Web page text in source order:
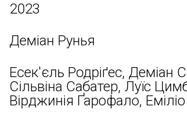
2023
Деміан Рунья
Есек'єль Родріґес, Деміан
Сільвіна Сабатер, Луїс
Вірджинія Ґарофало,